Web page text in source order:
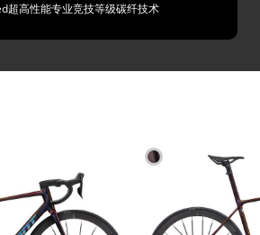
超高性能专业竞技等级碳纤技术